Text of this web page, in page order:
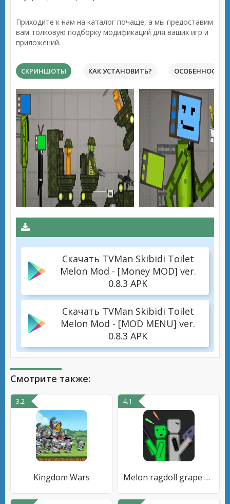
Приходите к нам на каталог почаще, а мы предоставим
вам толковую подборку модификаций для ваших игр и
приложений.
СКРИНШОТЫ КАК УСТАНОВИТЬ? ОСОБЕННОСТИ
Скачать TVMan Skibidi Toilet
Melon Mod - [Money MOD] ver.
0.8.3 APK
Скачать TVMan Skibidi Toilet
Melon Mod - [MOD MENU] ver.
0.8.3 APK
Смотрите также:
3.2
Kingdom Wars
4.1
Melon ragdoll grape playground